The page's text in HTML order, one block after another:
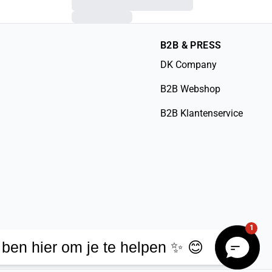
B2B & PRESS
DK Company
B2B Webshop
B2B Klantenservice
1
hier om je te helpen ✨ 😊